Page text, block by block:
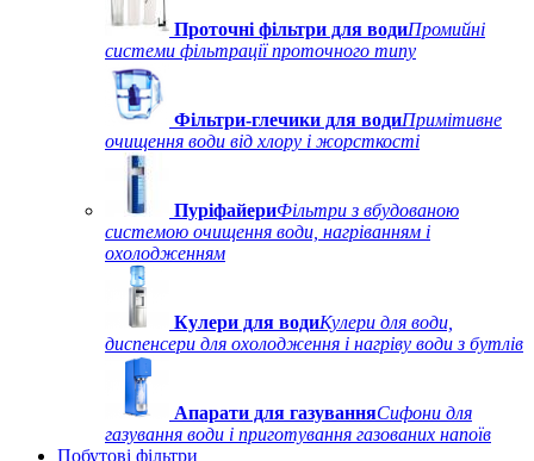
Проточні фільтри для водиПромийні
системи фільтрації проточного типу
Фільтри-глечики для водиПримітивне
очищення води від хлору і жорсткості
ПуріфайериФільтри з вбудованою
системою очищення води, нагріванням і
охолодженням
Кулери для водиКулери для води,
диспенсери для охолодження і нагріву води з бутлів
Апарати для газуванняСифони для
газування води і приготування газованих напоїв
Побутові фільтри